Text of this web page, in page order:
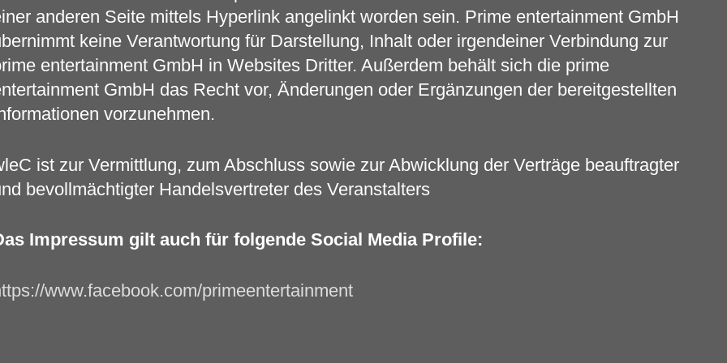
anderen Seite mittels Hyperlink angelinkt worden sein. Prime entertainment GmbH
keine Verantwortung für Darstellung, Inhalt oder irgendeiner Verbindung zur
entertainment GmbH in Websites Dritter. Außerdem behält sich die prime
GmbH das Recht vor, Änderungen oder Ergänzungen der bereitgestellten
vorzunehmen.
ist zur Vermittlung, zum Abschluss sowie zur Abwicklung der Verträge beauftragter
bevollmächtigter Handelsvertreter des Veranstalters
Impressum gilt auch für folgende Social Media Profile:
www.facebook.com/primeentertainment